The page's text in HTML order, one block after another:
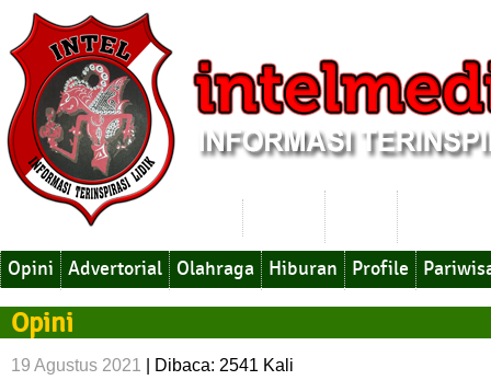
Opini Advertorial Olahraga Hiburan Profile
Opini
19 Agustus 2021 | Dibaca: 2541 Kali